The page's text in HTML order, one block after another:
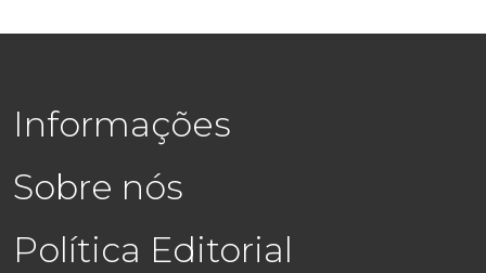
Informações
Sobre nós
Política Editorial